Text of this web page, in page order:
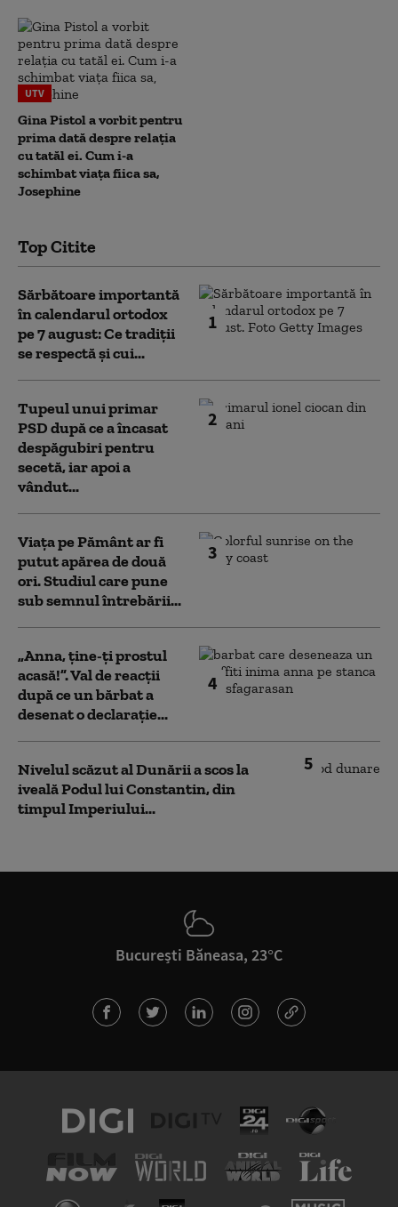
UTV
Gina Pistol a vorbit pentru
prima dată despre relația
cu tatăl ei. Cum i-a
schimbat viața fiica sa,
Josephine
Top Citite
1
Sărbătoare importantă
în calendarul ortodox
pe 7 august: Ce tradiții
se respectă și cui...
2
Tupeul unui primar
PSD după ce a încasat
despăgubiri pentru
secetă, iar apoi a
vândut...
3
Viața pe Pământ ar fi
putut apărea de două
ori. Studiul care pune
sub semnul întrebării...
4
„Anna, ţine-ţi prostul
acasă!”. Val de reacții
după ce un bărbat a
desenat o declarație...
5
Nivelul scăzut al Dunării a scos la
iveală Podul lui Constantin, din
timpul Imperiului...
București Băneasa, 23°C